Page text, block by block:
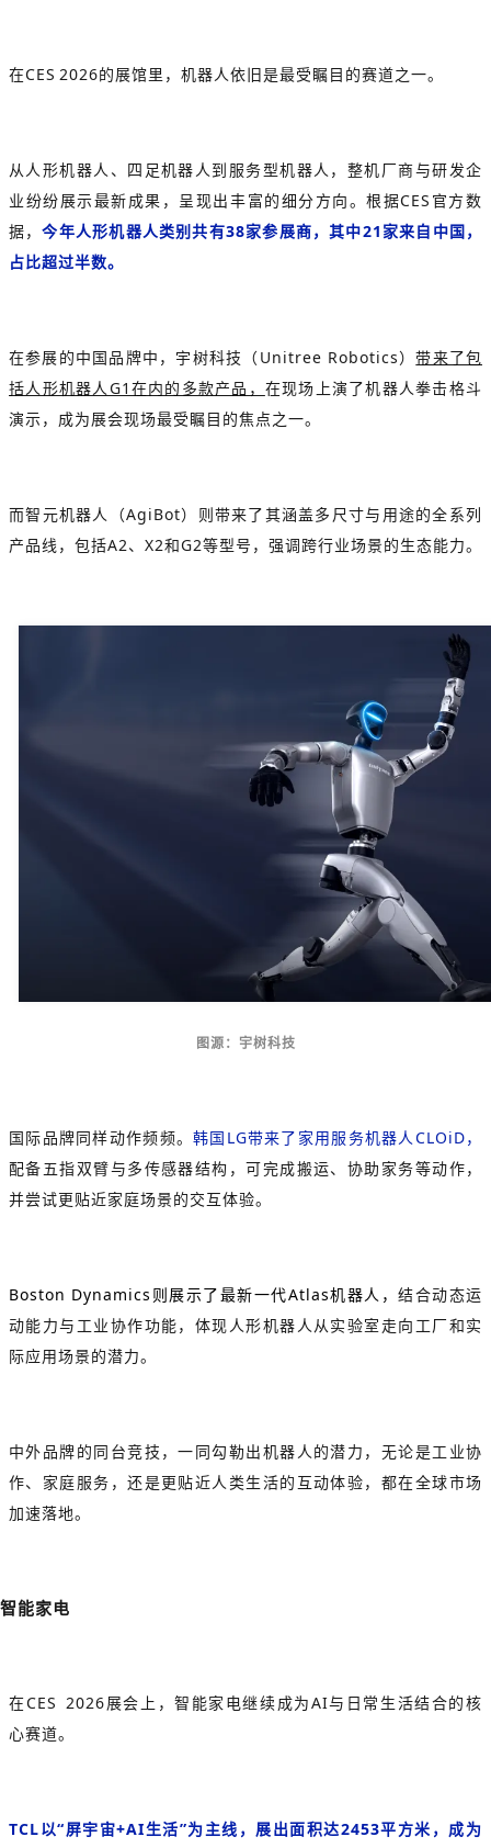
在CES 2026的展馆里，机器人依旧是最受瞩目的赛道之一。
从人形机器人、四足机器人到服务型机器人，整机厂商与研发企
业纷纷展示最新成果，呈现出丰富的细分方向。根据CES官方数
据，今年人形机器人类别共有38家参展商，其中21家来自中国，
占比超过半数。
在参展的中国品牌中，宇树科技（Unitree Robotics）带来了包
括人形机器人G1在内的多款产品， 在现场上演了机器人拳击格斗
演示，成为展会现场最受瞩目的焦点之一。
而智元机器人（AgiBot）则带来了其涵盖多尺寸与用途的全系列
产品线，包括A2、X2和G2等型号，强调跨行业场景的生态能力。
图源：宇树科技
国际品牌同样动作频频。韩国LG带来了家用服务机器人CLOiD，
配备五指双臂与多传感器结构，可完成搬运、协助家务等动作，
并尝试更贴近家庭场景的交互体验。
Boston Dynamics则展示了最新一代Atlas机器人，结合动态运
动能力与工业协作功能，体现人形机器人从实验室走向工厂和实
际应用场景的潜力。
中外品牌的同台竞技，一同勾勒出机器人的潜力，无论是工业协
作、家庭服务，还是更贴近人类生活的互动体验，都在全球市场
加速落地。
智能家电
在CES 2026展会上，智能家电继续成为AI与日常生活结合的核
心赛道。
TCL以“屏宇宙+AI生活”为主线，展出面积达2453平方米，成为